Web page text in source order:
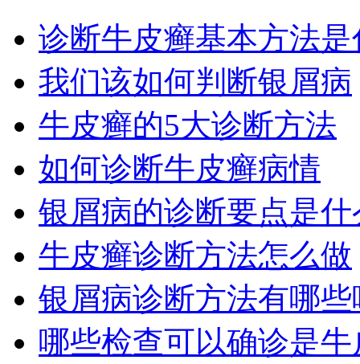
诊断牛皮癣基本方法是
我们该如何判断银屑病
牛皮癣的5大诊断方法
如何诊断牛皮癣病情
银屑病的诊断要点是什
牛皮癣诊断方法怎么做
银屑病诊断方法有哪些
哪些检查可以确诊是牛